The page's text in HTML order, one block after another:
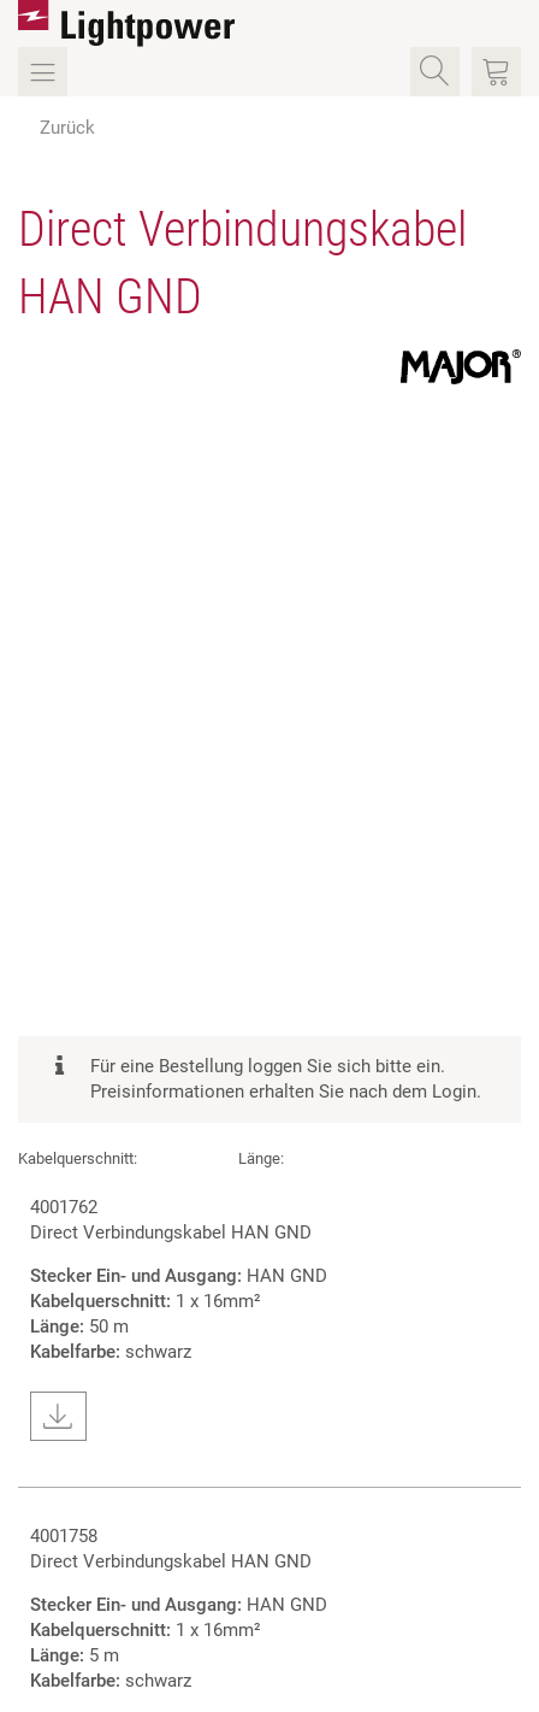
Zurück
Direct Verbindungskabel
HAN GND
Für eine Bestellung loggen Sie sich bitte ein.
Preisinformationen erhalten Sie nach dem Login.
Kabelquerschnitt: Länge:
4001762
Direct Verbindungskabel HAN GND
Stecker Ein- und Ausgang: HAN GND
Kabelquerschnitt: 1 x 16mm²
Länge: 50 m
Kabelfarbe: schwarz
4001758
Direct Verbindungskabel HAN GND
Stecker Ein- und Ausgang: HAN GND
Kabelquerschnitt: 1 x 16mm²
Länge: 5 m
Kabelfarbe: schwarz